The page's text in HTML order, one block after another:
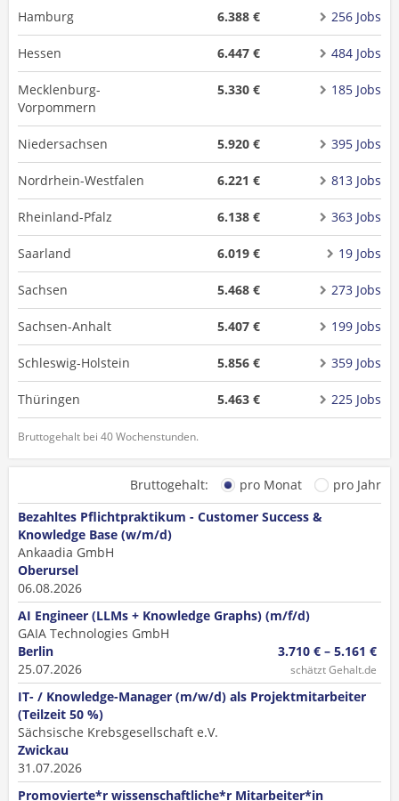
Hamburg 6.388 € 256 Jobs
Hessen 6.447 € 484 Jobs
Mecklenburg-
Vorpommern
5.330 € 185 Jobs
Niedersachsen 5.920 € 395 Jobs
Nordrhein-Westfalen 6.221 € 813 Jobs
Rheinland-Pfalz 6.138 € 363 Jobs
Saarland 6.019 € 19 Jobs
Sachsen 5.468 € 273 Jobs
Sachsen-Anhalt 5.407 € 199 Jobs
Schleswig-Holstein 5.856 € 359 Jobs
Thüringen 5.463 € 225 Jobs
Bruttogehalt bei 40 Wochenstunden.
Bruttogehalt: pro Monat
pro Jahr
Bezahltes Pflichtpraktikum - Customer Success &
Knowledge Base (w/m/d)
Ankaadia GmbH
Oberursel
06.08.2026
AI Engineer (LLMs + Knowledge Graphs) (m/f/d)
GAIA Technologies GmbH
Berlin
25.07.2026
3.710 € – 5.161 €
schätzt Gehalt.de
IT- / Knowledge-Manager (m/w/d) als Projektmitarbeiter
(Teilzeit 50 %)
Sächsische Krebsgesellschaft e.V.
Zwickau
31.07.2026
Promovierte*r wissenschaftliche*r Mitarbeiter*in